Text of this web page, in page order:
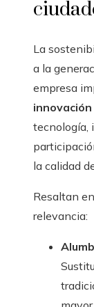
La
a la
empresa
tecnología,
la calidad
Resaltan
relevancia: